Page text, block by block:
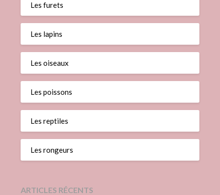
Les furets
Les lapins
Les oiseaux
Les poissons
Les reptiles
Les rongeurs
ARTICLES RÉCENTS